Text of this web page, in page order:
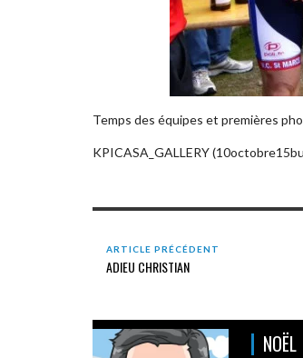
Temps des équipes et premières
KPICASA_GALLERY
ARTICLE PRÉCÉDENT
ADIEU CHRISTIAN
NOËL